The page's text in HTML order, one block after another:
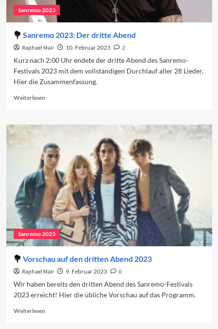
Sanremo 2023
Sanremo 2023: Der dritte Abend
Raphael Mair 10. Februar 2023
2
Kurz nach 2:00 Uhr endete der dritte Abend des Sanremo-
Festivals 2023 mit dem vollständigen Durchlauf aller 28 Lieder.
Hier die Zusammenfassung.
WeiterlesenRead
Sanremo
Der
dritte
Abend
Sanremo 2023
Vorschau auf den dritten Abend 2023
Raphael Mair 9. Februar 2023
0
Wir haben bereits den dritten Abend des Sanremo-Festivals
2023 erreicht! Hier die übliche Vorschau auf das Programm.
WeiterlesenRead